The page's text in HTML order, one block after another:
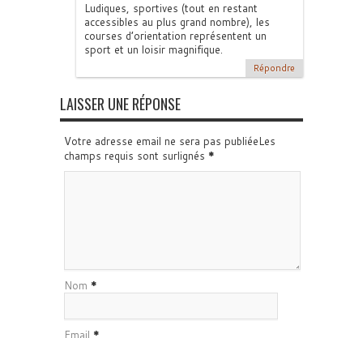
Ludiques, sportives (tout en restant
accessibles au plus grand nombre), les
courses d’orientation représentent un
sport et un loisir magnifique.
Répondre
LAISSER UNE RÉPONSE
Votre adresse email ne sera pas publiéeLes
champs requis sont surlignés *
Nom *
Email *